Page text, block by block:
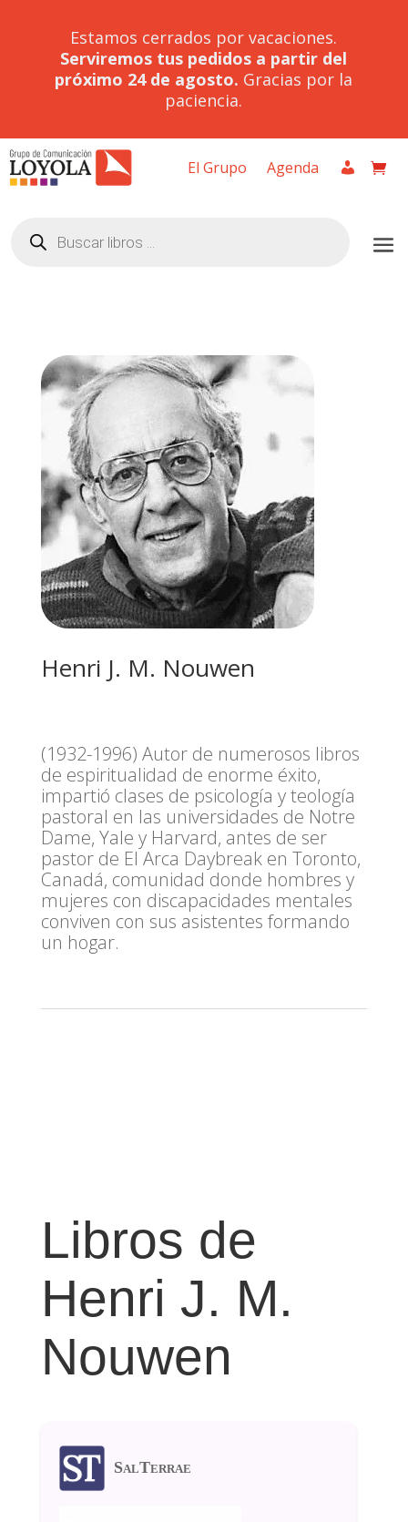
Estamos cerrados por vacaciones.
Serviremos tus pedidos a partir del
próximo 24 de agosto. Gracias por la
paciencia.
El Grupo Agenda
productos
Henri J. M. Nouwen
(1932-1996) Autor de numerosos libros
de espiritualidad de enorme éxito,
impartió clases de psicología y teología
pastoral en las universidades de Notre
Dame, Yale y Harvard, antes de ser
pastor de El Arca Daybreak en Toronto,
Canadá, comunidad donde hombres y
mujeres con discapacidades mentales
conviven con sus asistentes formando
un hogar.
Libros de
Henri J. M.
Nouwen
SalTerrae